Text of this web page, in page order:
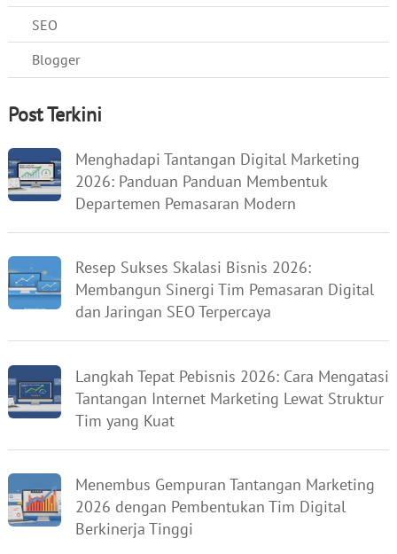
SEO
Blogger
Post Terkini
Menghadapi Tantangan Digital Marketing
2026: Panduan Panduan Membentuk
Departemen Pemasaran Modern
Resep Sukses Skalasi Bisnis 2026:
Membangun Sinergi Tim Pemasaran Digital
dan Jaringan SEO Terpercaya
Langkah Tepat Pebisnis 2026: Cara Mengatasi
Tantangan Internet Marketing Lewat Struktur
Tim yang Kuat
Menembus Gempuran Tantangan Marketing
2026 dengan Pembentukan Tim Digital
Berkinerja Tinggi